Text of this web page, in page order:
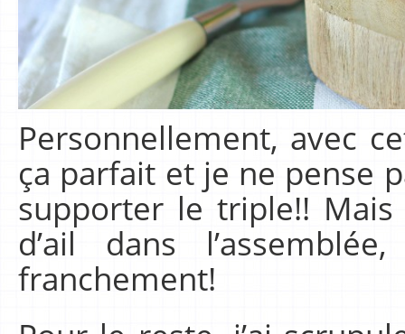
Personnellement, avec
ça parfait et je ne pense
supporter le triple!!
d’ail dans
franchement!